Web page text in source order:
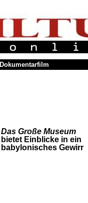
Dokumentarfilm
Das Große Museum
bietet Einblicke in ein
babylonisches Gewirr